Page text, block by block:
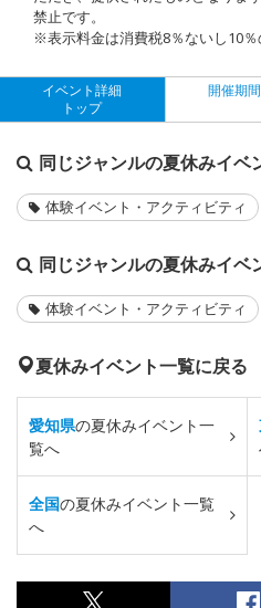
禁止です。
※表示料金は消費税8％ないし10％
イベント詳細
トップ
開催期
同じジャンルの夏休みイベ
体験イベント・アクティビティ
同じジャンルの夏休みイベ
体験イベント・アクティビティ
夏休みイベント一覧に戻る
愛知県の夏休みイベント一
覧へ
全国の夏休みイベント一覧
へ